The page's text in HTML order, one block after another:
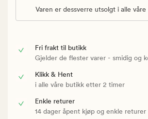
Varen er dessverre utsolgt i alle
Fri frakt til butikk
Gjelder de flester varer - smidig og
Klikk & Hent
i alle våre butikk etter 2 timer
Enkle returer
14 dager åpent kjøp og enkle